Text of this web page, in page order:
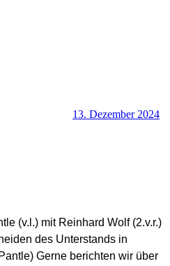
13. Dezember 2024
SHB Redaktion
(v.l.) mit Reinhard Wolf (2.v.r.)
des Unterstands in
Gerne berichten wir über